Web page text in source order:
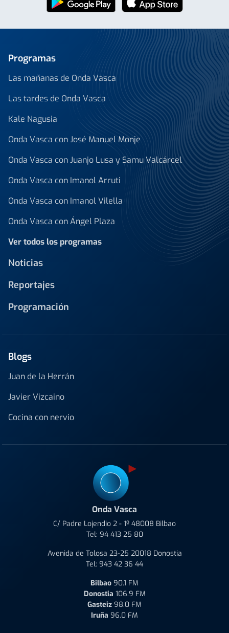
Programas
Las mañanas de Onda Vasca
Las tardes de Onda Vasca
Kale Nagusia
Onda Vasca con José Manuel Monje
Onda Vasca con Juanjo Lusa y Samu Valcárcel
Onda Vasca con Imanol Arruti
Onda Vasca con Imanol Vilella
Onda Vasca con Ángel Plaza
Ver todos los programas
Noticias
Reportajes
Programación
Blogs
Juan de la Herrán
Javier Vizcaino
Cocina con nervio
Onda Vasca
C/ Padre Lojendio 2 - 1º 48008 Bilbao
Tel: 94 413 25 80
Avenida de Tolosa 23-25 20018 Donostia
Tel: 943 42 36 44
Bilbao 90.1 FM
Donostia 106.9 FM
Gasteiz 98.0 FM
Iruña 96.0 FM